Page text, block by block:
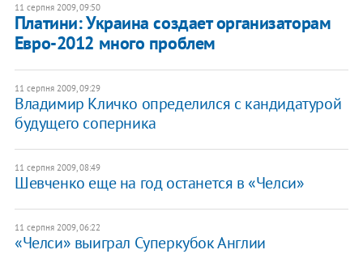
11 серпня 2009, 09:50
Платини: Украина создает организаторам
Евро-2012 много проблем
11 серпня 2009, 09:29
Владимир Кличко определился с кандидатурой
будущего соперника
11 серпня 2009, 08:49
Шевченко еще на год останется в «Челси»
11 серпня 2009, 06:22
«Челси» выиграл Суперкубок Англии